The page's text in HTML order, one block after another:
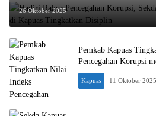
Tingkatkan Disiplin
26 Oktober 2025
Pemkab Kapuas
Pencegahan Korupsi
Kapuas 11 Oktober 2025